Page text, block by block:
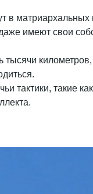
в
имеют свои
такие